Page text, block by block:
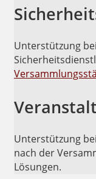
Unterstützung
Unterstützung
nach der
Lösungen.